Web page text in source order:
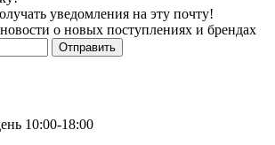
уведомления на эту почту!
о новых поступлениях и брендах
Отправить
10:00-18:00